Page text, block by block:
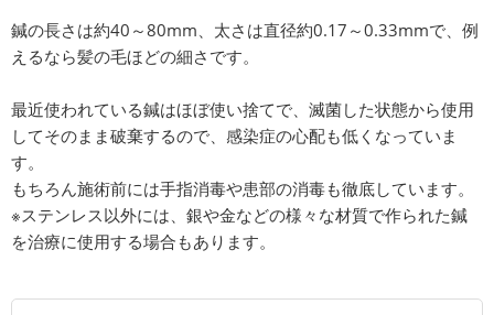
鍼の長さは約40～80mm、太さは直径約0.17～0.33mmで、例
えるなら髪の毛ほどの細さです。
最近使われている鍼はほぼ使い捨てで、滅菌した状態から使用
してそのまま破棄するので、感染症の心配も低くなっていま
す。
もちろん施術前には手指消毒や患部の消毒も徹底しています。
※ステンレス以外には、銀や金などの様々な材質で作られた鍼
を治療に使用する場合もあります。